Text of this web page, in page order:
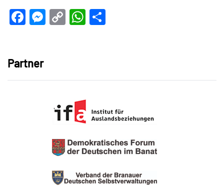
Facebook
Messenger
CopyWhatsApp
Partner